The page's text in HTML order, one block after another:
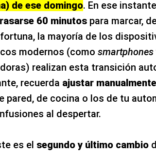
de ese domingo. En ese
60 minutospara marcar,
la mayoría de los
modernos (como smartphones
realizan esta transición
recuerda ajustar manualmente
pared, de cocina o los de tu
al despertar.
es el segundo y último cambio